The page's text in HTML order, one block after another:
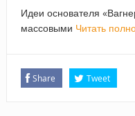
Идеи основателя
массовыми Читать
Share Tweet